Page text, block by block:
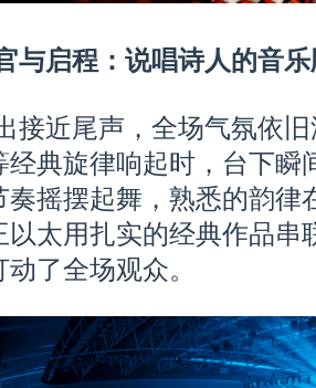
与启程：说唱诗人的音
接近尾声，全场气氛依
经典旋律响起时，台下瞬
奏摇摆起舞，熟悉的韵律
以太用扎实的经典作品串
了全场观众。